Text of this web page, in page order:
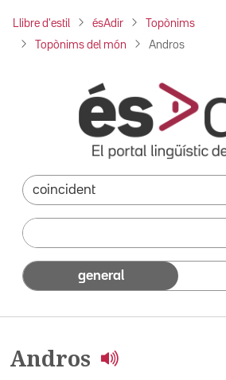
Llibre d'estil ésAdir Topònims
Topònims del món Andros
general
Andros